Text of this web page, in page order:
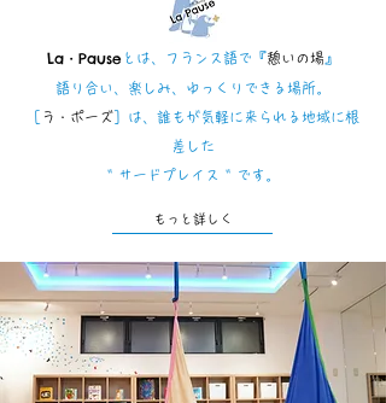
​La・Pause とは、フランス語で『憩いの場 』
語り合い、楽しみ、ゆっくりできる場所。
［ ラ・ポーズ］は、誰もが気軽に来られる地域に根
差した
" サードプレイス " です。
もっと詳しく